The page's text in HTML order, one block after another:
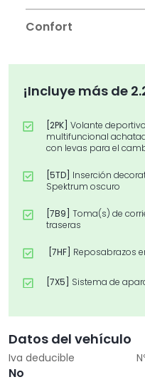
Confort
¡Incluye más de
[2PK] Volante
multifuncional
con levas para el
[5TD] Inserción
Spektrum oscuro
[7B9] Toma(s) de
traseras
[7HF] Reposabrazos
[7X5]
Sistema de
[9JD] Cenicero
[U53]Llantas de
Grafito, torneado
Datos del vehículo
Iva deducible
No